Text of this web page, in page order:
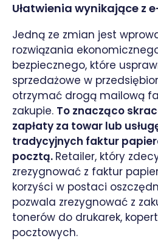
Ułatwienia wynikające z
Jedną ze zmian jest
rozwiązania
bezpiecznego, które
sprzedażowe w
otrzymać drogą mailową
zakupie. To znacząco
zapłaty za towar lub
tradycyjnych faktur
pocztą. Retailer, który
zrezygnować z faktur
korzyści w postaci
pozwala zrezygnować z
tonerów do drukarek,
pocztowych.